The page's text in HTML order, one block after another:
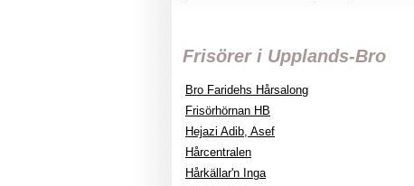
Frisörer i Upplands-Bro
Bro Faridehs Hårsalong
Frisörhörnan HB
Hejazi Adib, Asef
Hårcentralen
Hårkällar'n Inga